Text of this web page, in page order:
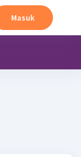
Masuk